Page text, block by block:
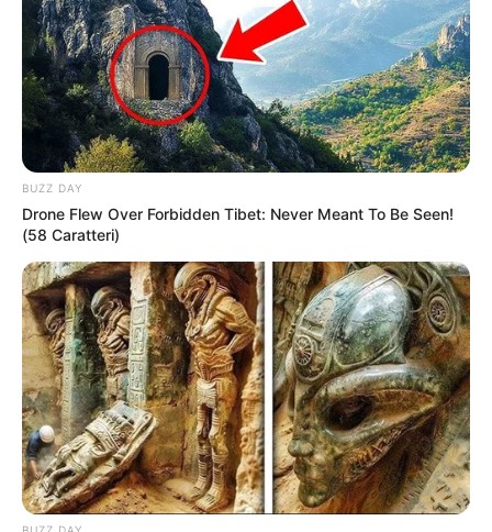
Japan's Oldest Doctors Say Memory Loss Isn't
Age: Just Stop Drinking These 3 Beverages
Neuromind Pro
She Chose To Remove The Tattoos On Her Face.
Look At Her Now
Buzz Day